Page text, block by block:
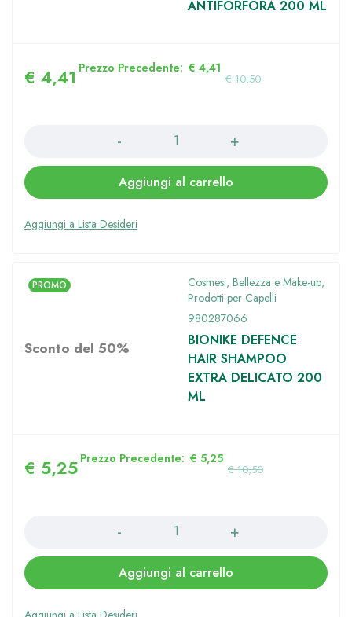
ANTIFORFORA 200 ML
€10,50
€ 4,41 Prezzo Precedente: € 4,41
Aggiungi al carrello
Sconto del 50%
PROMO Cosmesi, Bellezza e Make-up,
Prodotti per Capelli
980287066
BIONIKE DEFENCE
HAIR SHAMPOO
EXTRA DELICATO 200
ML
€10,50
€ 5,25 Prezzo Precedente: € 5,25
Aggiungi al carrello